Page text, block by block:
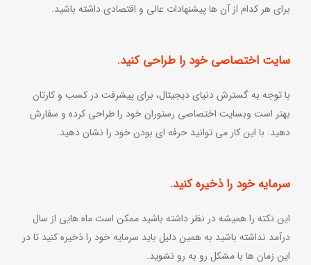
برای هر کدام از آن ها پیشنهادات عالی و اقتصادی داشته باشید.
سایت اختصاصی خود را طراحی کنید.
با توجه به گسترش دنیای دیجیتال، برای پیشرفت در کسب و کارتان
بهتر است وبسایت اختصاصی رستوران خود را طراحی کرده و سفارش
دهید. با این کار می توانید حرفه ای بودن خود را نشان دهید.
سرمایه خود را ذخیره کنید.
این نکته را همیشه در نظر داشته باشید ممکن است ماه هایی از سال
درآمد نداشته باشید به همین دلیل باید سرمایه خود را ذخیره کنید تا در
این زمان ها با مشکل رو به رو نشوید.